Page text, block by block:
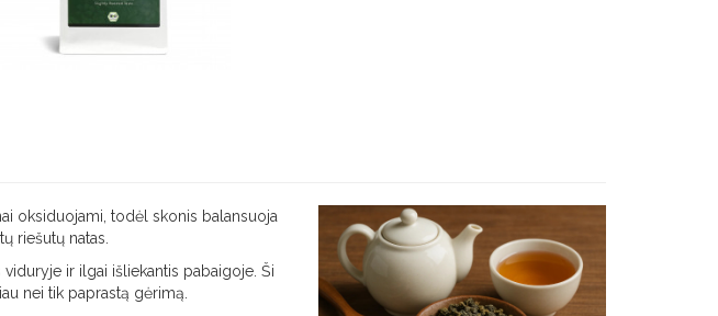
oksiduojami, todėl skonis balansuoja
riešutų natas.
ir ilgai išliekantis pabaigoje. Ši
nei tik paprastą gėrimą.